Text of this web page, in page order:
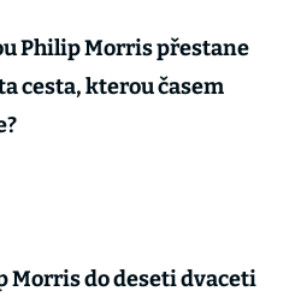
Philip Morris přestane
cesta, kterou časem
Morris do deseti dvaceti